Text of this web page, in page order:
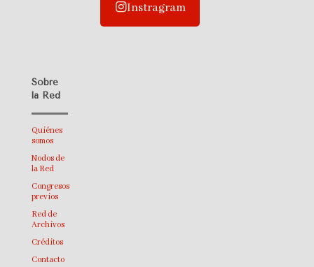
Instragram
Sobre
la Red
Quiénes
somos
Nodos de
la Red
Congresos
previos
Red de
Archivos
Créditos
Contacto